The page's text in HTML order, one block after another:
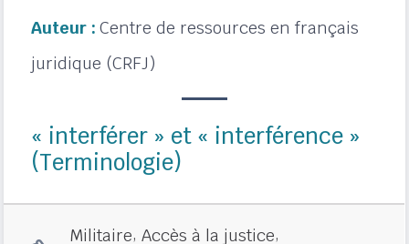
Auteur : Centre de ressources en français
juridique (CRFJ)
« interférer » et « interférence »
(Terminologie)
Militaire, Accès à la justice,